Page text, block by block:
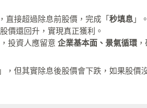
，直接超過除息前股價，完成「 秒填息 」。
股價還回升，實現真正獲利。
投資人應留意 企業基本面、景氣循環
，但其實除息後股價會下跌，如果股價